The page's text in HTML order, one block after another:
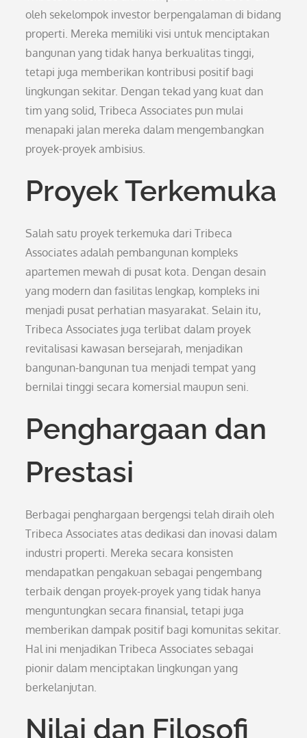
oleh sekelompok investor berpengalaman di bidang
properti. Mereka memiliki visi untuk menciptakan
bangunan yang tidak hanya berkualitas tinggi,
tetapi juga memberikan kontribusi positif bagi
lingkungan sekitar. Dengan tekad yang kuat dan
tim yang solid, Tribeca Associates pun mulai
menapaki jalan mereka dalam mengembangkan
proyek-proyek ambisius.
Proyek Terkemuka
Salah satu proyek terkemuka dari Tribeca
Associates adalah pembangunan kompleks
apartemen mewah di pusat kota. Dengan desain
yang modern dan fasilitas lengkap, kompleks ini
menjadi pusat perhatian masyarakat. Selain itu,
Tribeca Associates juga terlibat dalam proyek
revitalisasi kawasan bersejarah, menjadikan
bangunan-bangunan tua menjadi tempat yang
bernilai tinggi secara komersial maupun seni.
Penghargaan dan
Prestasi
Berbagai penghargaan bergengsi telah diraih oleh
Tribeca Associates atas dedikasi dan inovasi dalam
industri properti. Mereka secara konsisten
mendapatkan pengakuan sebagai pengembang
terbaik dengan proyek-proyek yang tidak hanya
menguntungkan secara finansial, tetapi juga
memberikan dampak positif bagi komunitas sekitar.
Hal ini menjadikan Tribeca Associates sebagai
pionir dalam menciptakan lingkungan yang
berkelanjutan.
Nilai dan Filosofi